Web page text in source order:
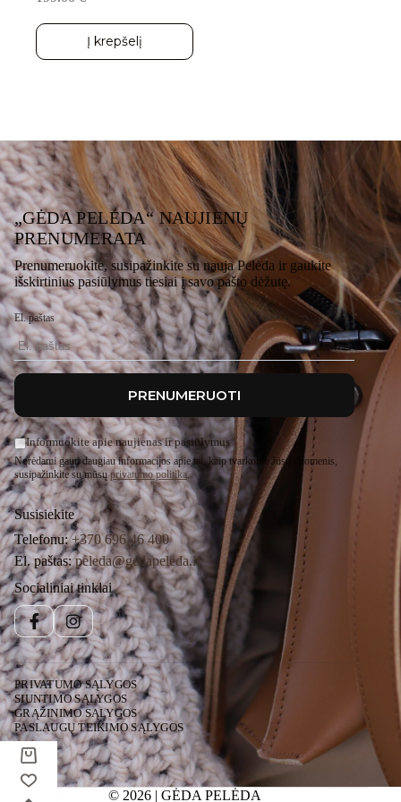
Į krepšelį
„GĖDA PELĖDA“ NAUJIENŲ
PRENUMERATA
Prenumeruokite, susipažinkite su nauja Pelėda ir gaukite
išskirtinius pasiūlymus tiesiai į savo pašto dėžutę.
El. paštas
PRENUMERUOTI
Informuokite apie naujienas ir pasiūlymus
Norėdami gauti daugiau informacijos apie tai, kaip tvarkome Jūsų duomenis,
susipažinkite su mūsųprivatumo politika.
Susisiekite
Telefonu:+370 696 46 400
El. paštas:peleda@gedapeleda.lt
Socialiniai tinklai
FacebookInstagram
PRIVATUMO SĄLYGOS
SIUNTIMO SĄLYGOS
GRĄŽINIMO SĄLYGOS
PASLAUGŲ TEIKIMO SĄLYGOS
© 2026 | GĖDA PELĖDA